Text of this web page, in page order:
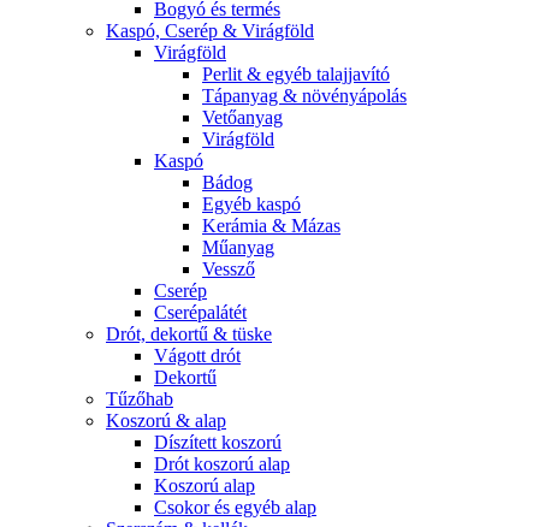
Bogyó és termés
Kaspó, Cserép & Virágföld
Virágföld
Perlit & egyéb talajjavító
Tápanyag & növényápolás
Vetőanyag
Virágföld
Kaspó
Bádog
Egyéb kaspó
Kerámia & Mázas
Műanyag
Vessző
Cserép
Cserépalátét
Drót, dekortű & tüske
Vágott drót
Dekortű
Tűzőhab
Koszorú & alap
Díszített koszorú
Drót koszorú alap
Koszorú alap
Csokor és egyéb alap